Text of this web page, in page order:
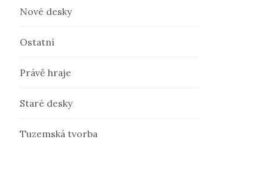
Nové desky
Ostatní
Právě hraje
Staré desky
Tuzemská tvorba